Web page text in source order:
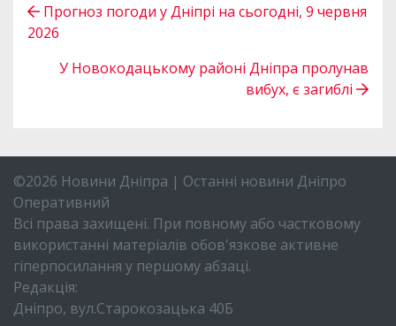
Прогноз погоди у Дніпрі на сьогодні, 9 червня
2026
У Новокодацькому районі Дніпра пролунав
вибух, є загиблі
©2026 Новини Дніпра | Останні новини Дніпро
Оперативний
Всі права захищені. При повному або частковому
використанні матеріалів обов'язкове активне
гіперпосилання у першому абзаці.
Редакція:
Дніпро, вул.Старокозацька 40Б